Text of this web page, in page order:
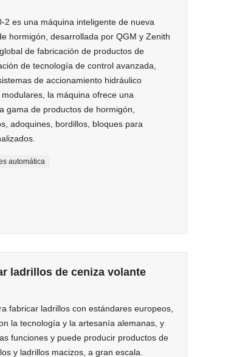
es una máquina inteligente de nueva
hormigón, desarrollada por QGM y Zenith
de fabricación de productos de
de tecnología de control avanzada,
de accionamiento hidráulico
la máquina ofrece una
gama de productos de hormigón,
adoquines, bordillos, bloques para
automática
ladrillos de ceniza volante
fabricar ladrillos con estándares europeos,
la tecnología y la artesanía alemanas, y
funciones y puede producir productos de
y ladrillos macizos, a gran escala.